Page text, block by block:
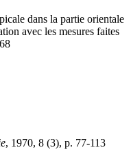
dans la partie orientale
avec les mesures faites
, 1970, 8 (3), p. 77-113